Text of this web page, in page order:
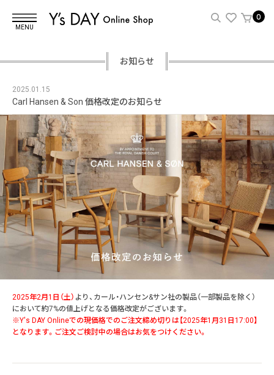
MENU
0
お知らせ
2025.01.15
Carl Hansen & Son 価格改定のお知らせ
2025年2月1日（土） より、カール・ハンセン&サン社の製品（一部製品を除く）
において約7%の値上げとなる価格改定がございます。
※Y's DAY Onlineでの現価格でのご注文締め切りは【2025年1月31日17:00】
となります。ご注文ご検討中の場合はお気をつけください。